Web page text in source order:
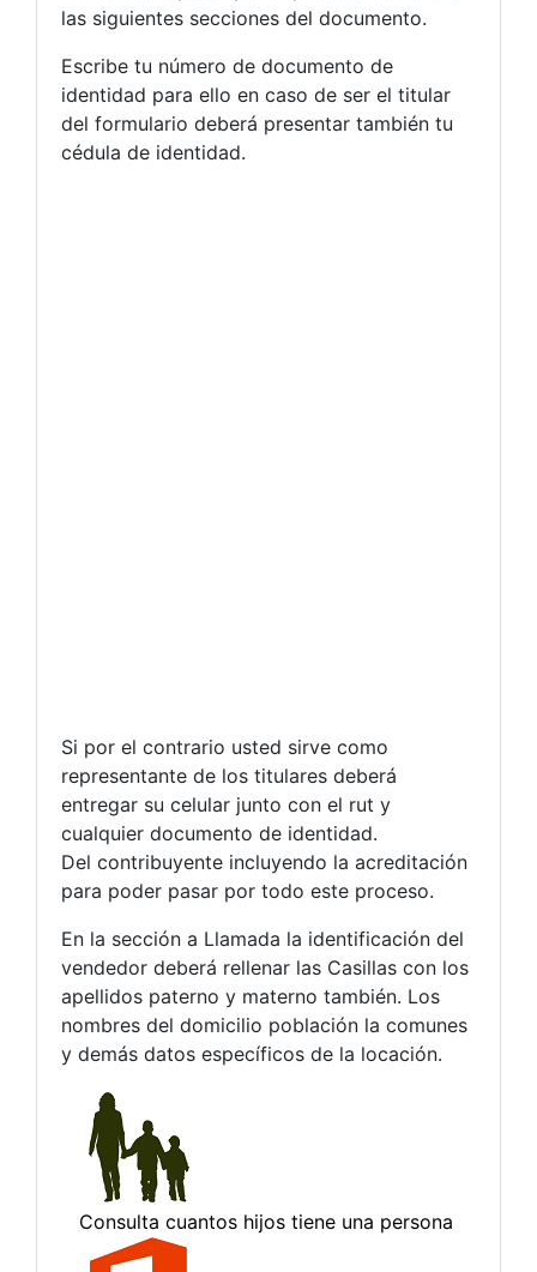
las siguientes secciones del documento.
Escribe tu número de documento de
identidad para ello en caso de ser el titular
del formulario deberá presentar también tu
cédula de identidad.
Si por el contrario usted sirve como
representante de los titulares deberá
entregar su celular junto con el rut y
cualquier documento de identidad.
Del contribuyente incluyendo la acreditación
para poder pasar por todo este proceso.
En la sección a Llamada la identificación del
vendedor deberá rellenar las Casillas con los
apellidos paterno y materno también. Los
nombres del domicilio población la comunes
y demás datos específicos de la locación.